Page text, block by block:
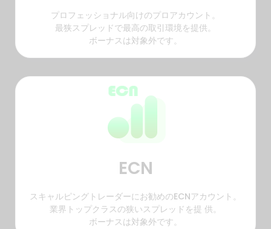
プロフェッショナル向けのプロアカウント。
最狭スプレッドで最高の取引環境を提供。
ボーナスは対象外です。
ECN
スキャルピングトレーダーにお勧めのECNアカウント。
業界トップクラスの狭いスプレッドを提 供。
ボーナスは対象外です。